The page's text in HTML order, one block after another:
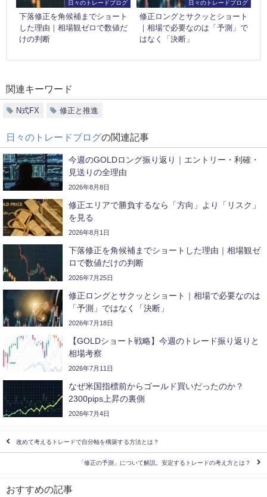
日々のトレードブログ
下落修正を角候補までショート
した理由｜相場観ゼロで数値だ
けの判断
日々のトレードブログ
修正ロングとサクッとショート
｜相場で必要なのは「予測」で
はなく「決断」
関連キーワード
N式FX 修正と推進
日々のトレードブログの関連記事
今週のGOLDロング振り返り｜エントリー・利確・
見送りの全理由
2026年8月8日
修正エリアで勝負するなら「方向」より「リスク」
を見る
2026年8月1日
下落修正を角候補までショートした理由｜相場観ゼ
ロで数値だけの判断
2026年7月25日
修正ロングとサクッとショート｜相場で必要なのは
「予測」ではなく「決断」
2026年7月18日
【GOLDショート戦略】今週のトレード振り返りと
相場考察
2026年7月11日
なぜ米国指標前からゴールド買いだったのか？
2300pips上昇の裏側
2026年7月4日
改めて考えるトレードで自分軸を構築する方法とは？
「修正の予測」について解説。安定するトレードの考え方とは？
おすすめの記事